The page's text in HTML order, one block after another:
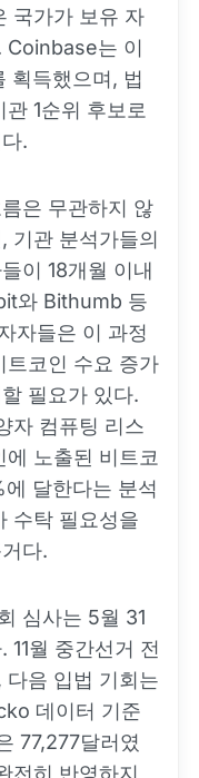
국가가 보유 자
Coinbase는 이
획득했으며, 법
1순위 후보로
.
은 무관하지 않
기관 분석가들의
이 18개월 이내
와 Bithumb 등
자들은 이 과정
트코인 수요 증가
필요가 있다.
자 컴퓨팅 리스
에 노출된 비트코
달한다는 분석
수탁 필요성을
다.
심사는 5월 31
11월 중간선거 전
다음 입법 기회는
데이터 기준
77,277달러였
전히 반영하지